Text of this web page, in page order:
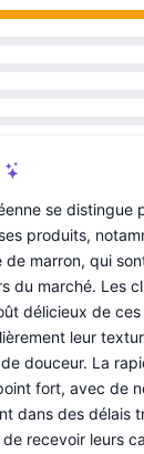
se distingue
produits,
de marron, qui
du marché. Les
délicieux de ces
leur
douceur. La
fort, avec de
dans des délais
recevoir leurs